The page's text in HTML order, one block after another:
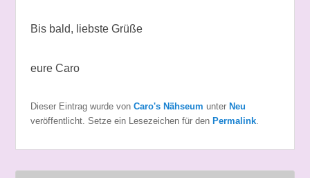
Bis bald, liebste Grüße
eure Caro
Dieser Eintrag wurde von Caro's Nähseum unter Neu
veröffentlicht. Setze ein Lesezeichen für den Permalink.